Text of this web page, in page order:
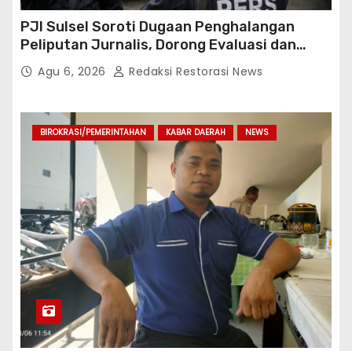
PJI Sulsel Soroti Dugaan Penghalangan
Peliputan Jurnalis, Dorong Evaluasi dan
Penguatan Kemitraan Polri-Pers
Agu 6, 2026 Redaksi Restorasi News
BIROKRASI/PEMERINTAHAN KABAR DAERAH NEWS